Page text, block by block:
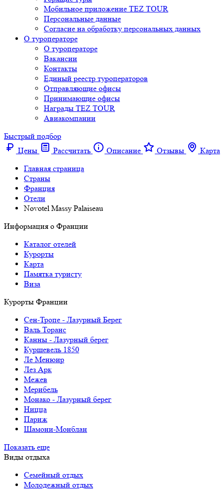
Мобильное приложение TEZ TOUR
Персональные данные
Согласие на обработку персональных данных
О туроператоре
О туроператоре
Вакансии
Контакты
Единый реестр туроператоров
Отправляющие офисы
Принимающие офисы
Награды TEZ TOUR
Авиакомпании
Быстрый подбор
Цены
Рассчитать Описание Отзывы
Карта
Главная страница
Cтраны
Франция
Отели
Novotel Massy Palaiseau
Информация о Франции
Каталог отелей
Курорты
Карта
Памятка туристу
Виза
Курорты Франции
Cен-Тропе - Лазурный Берег
Валь Торанс
Канны - Лазурный берег
Куршевель 1850
Ле Менюир
Лез Арк
Межев
Мерибель
Монако - Лазурный берег
Ницца
Париж
Шамони-Монблан
Показать еще
Виды отдыха
Семейный отдых
Молодежный отдых